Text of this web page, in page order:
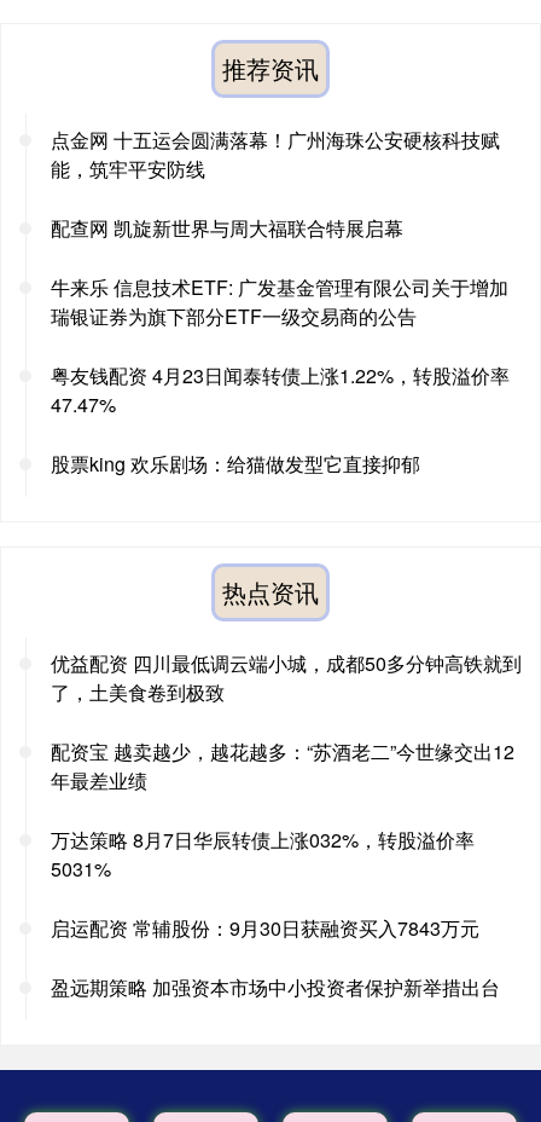
推荐资讯
点金网 十五运会圆满落幕！广州海珠公安硬核科技赋
能，筑牢平安防线
配查网 凯旋新世界与周大福联合特展启幕
牛来乐 信息技术ETF: 广发基金管理有限公司关于增加
瑞银证券为旗下部分ETF一级交易商的公告
粤友钱配资 4月23日闻泰转债上涨1.22%，转股溢价率
47.47%
股票king 欢乐剧场：给猫做发型它直接抑郁
热点资讯
优益配资 四川最低调云端小城，成都50多分钟高铁就到
了，土美食卷到极致
配资宝 越卖越少，越花越多：“苏酒老二”今世缘交出12
年最差业绩
万达策略 8月7日华辰转债上涨032%，转股溢价率
5031%
启运配资 常辅股份：9月30日获融资买入7843万元
盈远期策略 加强资本市场中小投资者保护新举措出台